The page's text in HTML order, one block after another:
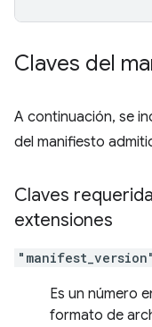
Claves del
A continuación, se
del manifiesto
Claves
extensiones
"manifest_version"
Es un número
formato de